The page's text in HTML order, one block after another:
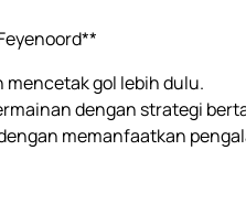
mencetak gol lebih dulu.
dengan strategi
memanfaatkan